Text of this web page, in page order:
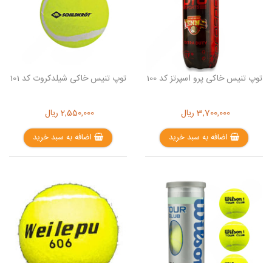
توپ تنیس خاکی پرو اسپرتز کد 100
3,700,000 ریال
اضافه به سبد خرید
توپ تنیس خاکی شیلدکروت کد 101
2,550,000 ریال
اضافه به سبد خرید